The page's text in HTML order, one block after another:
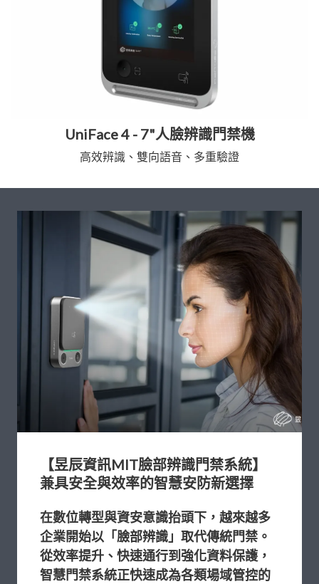
UniFace 4 - 7"人臉辨識門禁機
高效辨識、雙向語音、多重驗證
【昱辰資訊MIT臉部辨識門禁系統】
兼具安全與效率的智慧安防新選擇
在數位轉型與資安意識抬頭下，越來越多
企業開始以「臉部辨識」取代傳統門禁。
從效率提升、快速通行到強化資料保護，
智慧門禁系統正快速成為各類場域管控的